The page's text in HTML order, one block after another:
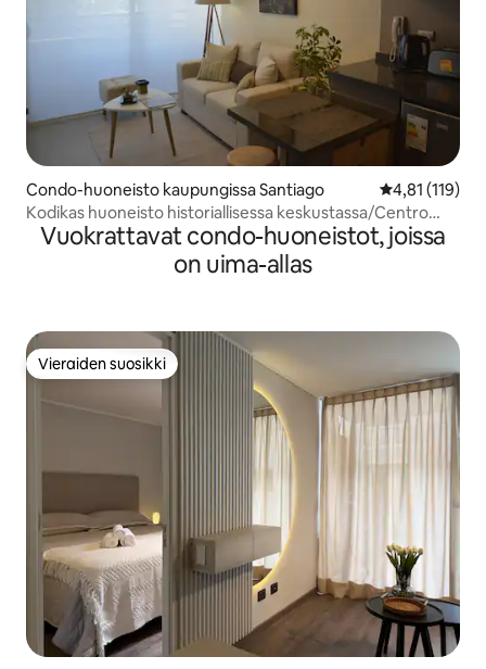
Condo-huoneisto kaupungissa Santiago
4,81 (119)
Kodikas huoneisto historiallisessa keskustassa/Centro
Santiagossa
Vuokrattavat condo-huoneistot, joissa
on uima-allas
Vieraiden suosikki
Vieraiden suosikki